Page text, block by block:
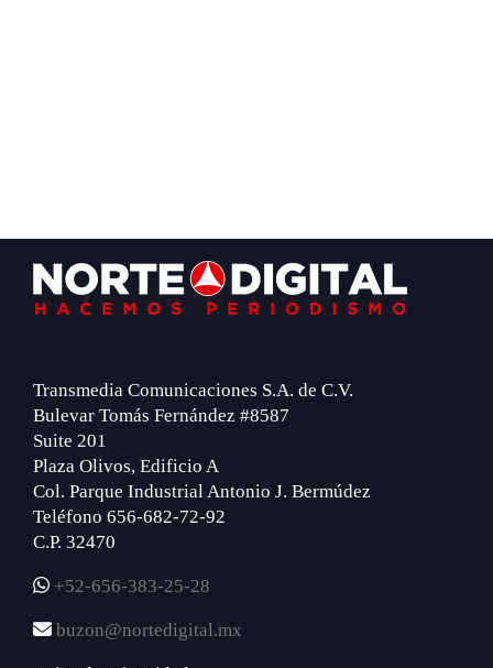
Footer
Transmedia Comunicaciones S.A. de C.V.
Bulevar Tomás Fernández #8587
Suite 201
Plaza Olivos, Edificio A
Col. Parque Industrial Antonio J. Bermúdez
Teléfono 656-682-72-92
C.P. 32470
+52-656-383-25-28
buzon@nortedigital.mx